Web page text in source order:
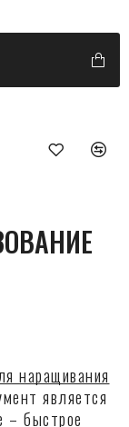
наращивания
является
– быстрое